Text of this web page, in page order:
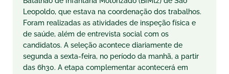
Leopoldo, que estava na coordenação dos trabalhos.
Foram realizadas as atividades de inspeção física e
de saúde, além de entrevista social com os
candidatos. A seleção acontece diariamente de
segunda a sexta-feira, no período da manhã, a partir
das 6h30. A etapa complementar acontecerá em